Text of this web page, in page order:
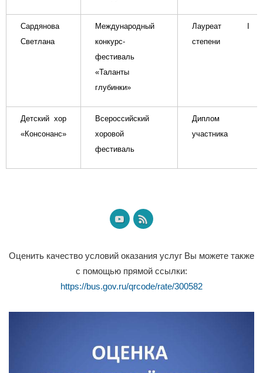
Сардянова
Светлана
Международный
конкурс-
фестиваль
«Таланты
глубинки»
Лауреат
степени
Детский хор
«Консонанс»
Всероссийский
хоровой
фестиваль
Диплом
участника
Оценить качество условий оказания услуг Вы можете также
с помощью прямой ссылки:
https://bus.gov.ru/qrcode/rate/300582